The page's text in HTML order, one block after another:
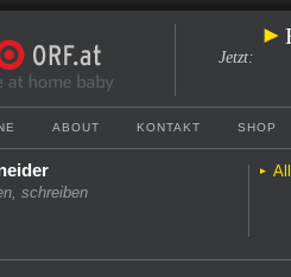
Jetzt:
ABOUT KONTAKT SHOP
schreiben